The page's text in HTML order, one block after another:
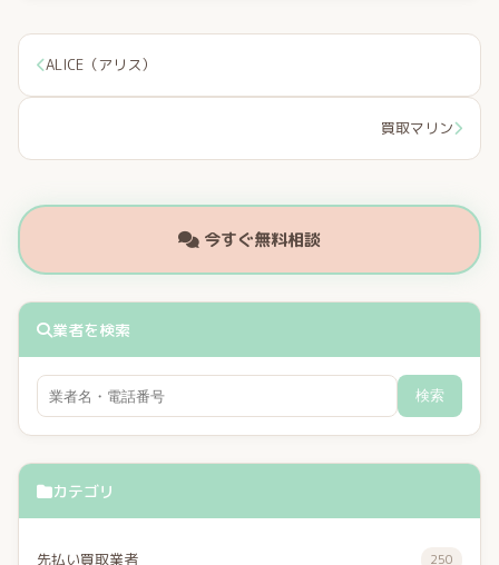
ALICE（アリス）
買取マリン
今すぐ無料相談
業者を検索
検索
カテゴリ
先払い買取業者 250